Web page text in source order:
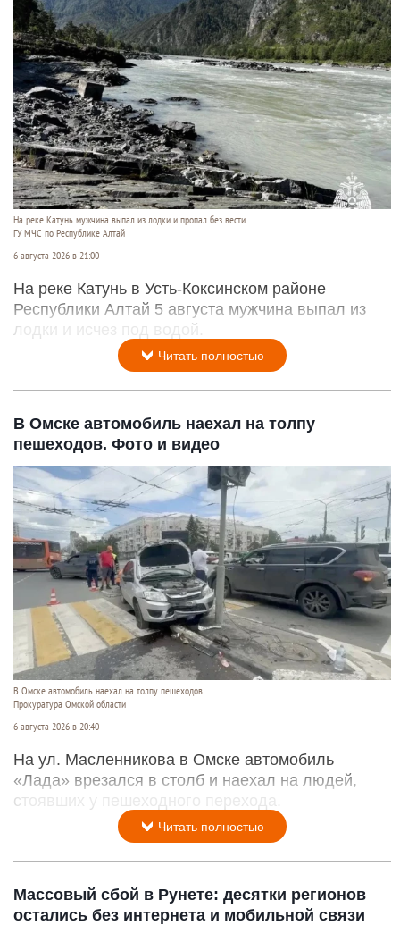
На реке Катунь мужчина выпал из лодки и пропал без вести
ГУ МЧС по Республике Алтай
6 августа 2026 в 21:00
На реке Катунь в Усть-Коксинском районе
Республики Алтай 5 августа мужчина выпал из
лодки и исчез под водой.
Читать полностью
В Омске автомобиль наехал на толпу
пешеходов. Фото и видео
В Омске автомобиль наехал на толпу пешеходов
Прокуратура Омской области
6 августа 2026 в 20:40
На ул. Масленникова в Омске автомобиль
«Лада» врезался в столб и наехал на людей,
стоявших у пешеходного перехода.
Читать полностью
Массовый сбой в Рунете: десятки регионов
остались без интернета и мобильной связи